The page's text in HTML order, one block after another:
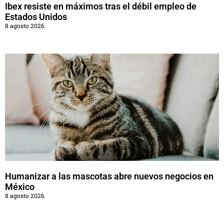
Ibex resiste en máximos tras el débil empleo de
Estados Unidos
8 agosto 2026
Humanizar a las mascotas abre nuevos negocios en
México
8 agosto 2026